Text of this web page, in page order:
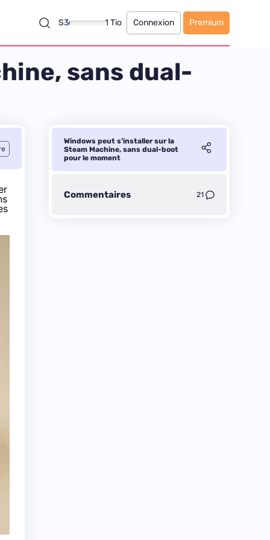
S3 1 Tio Connexion Premium
sans dual-
Windows peut s’installer sur la
Steam Machine, sans dual-boot
pour le moment
Commentaires 21